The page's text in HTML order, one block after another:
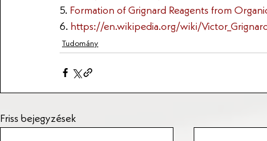
5. Formation of Grignard Reagents from
6. https://en.wikipedia.org/wiki/
Tudomány
Friss bejegyzések